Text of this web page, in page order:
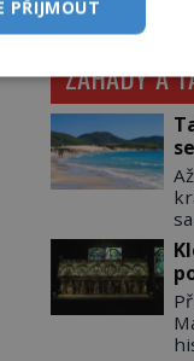
ZÁHADY A
PŘIJMOUT